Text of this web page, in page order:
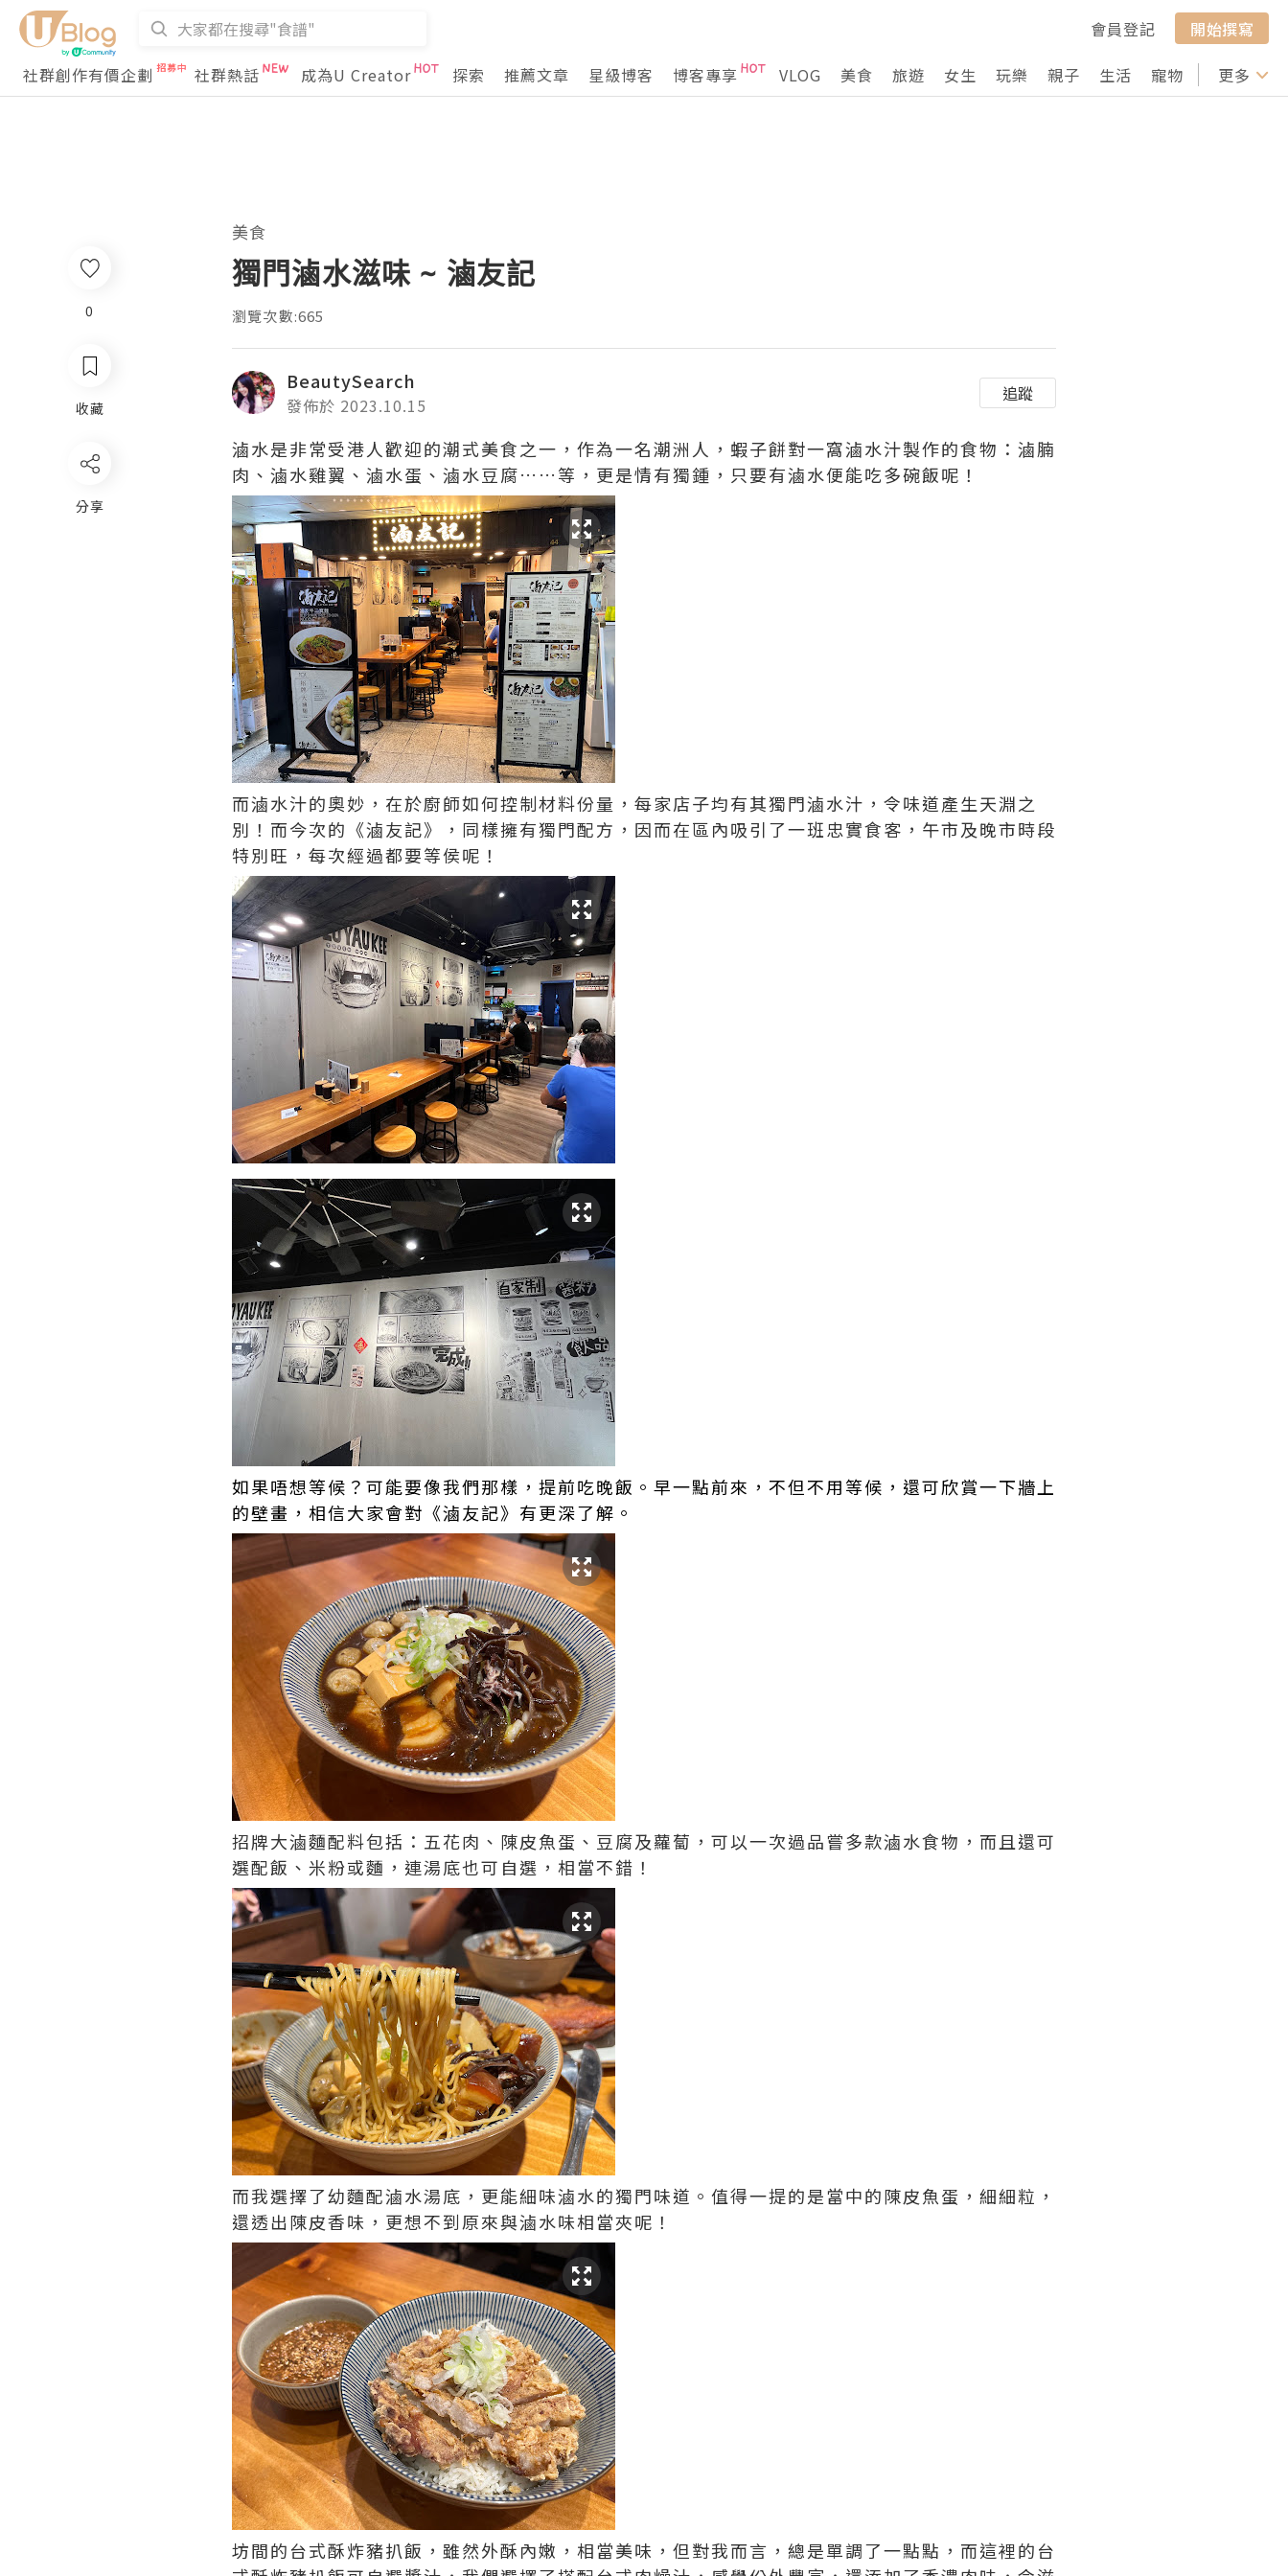
會員登記
開始撰寫
社群創作有價企劃
社群熱話 成為U Creator 探索 推薦文章 星級博客 博客專享 VLOG 美食 旅遊 女生 玩樂 親子 生活 寵物 行山 打卡
更多
0
收藏
分享
美食
獨門滷水滋味 ~ 滷友記
瀏覽次數:665
BeautySearch
發佈於 2023.10.15
追蹤
滷水是非常受港人歡迎的潮式美食之一，作為一名潮洲人，蝦子餅對一窩滷水汁製作的食物：滷腩
肉、滷水雞翼、滷水蛋、滷水豆腐……等，更是情有獨鍾，只要有滷水便能吃多碗飯呢！
而滷水汁的奧妙，在於廚師如何控制材料份量，每家店子均有其獨門滷水汁，令味道產生天淵之
別！而今次的《滷友記》，同樣擁有獨門配方，因而在區內吸引了一班忠實食客，午市及晚市時段
特別旺，每次經過都要等侯呢！
如果唔想等候？可能要像我們那樣，提前吃晚飯。早一點前來，不但不用等候，還可欣賞一下牆上
的壁畫，相信大家會對《滷友記》有更深了解。
招牌大滷麵配料包括：五花肉、陳皮魚蛋、豆腐及蘿蔔，可以一次過品嘗多款滷水食物，而且還可
選配飯、米粉或麵，連湯底也可自選，相當不錯！
而我選擇了幼麵配滷水湯底，更能細味滷水的獨門味道。值得一提的是當中的陳皮魚蛋，細細粒，
還透出陳皮香味，更想不到原來與滷水味相當夾呢！
坊間的台式酥炸豬扒飯，雖然外酥內嫩，相當美味，但對我而言，總是單調了一點點，而這裡的台